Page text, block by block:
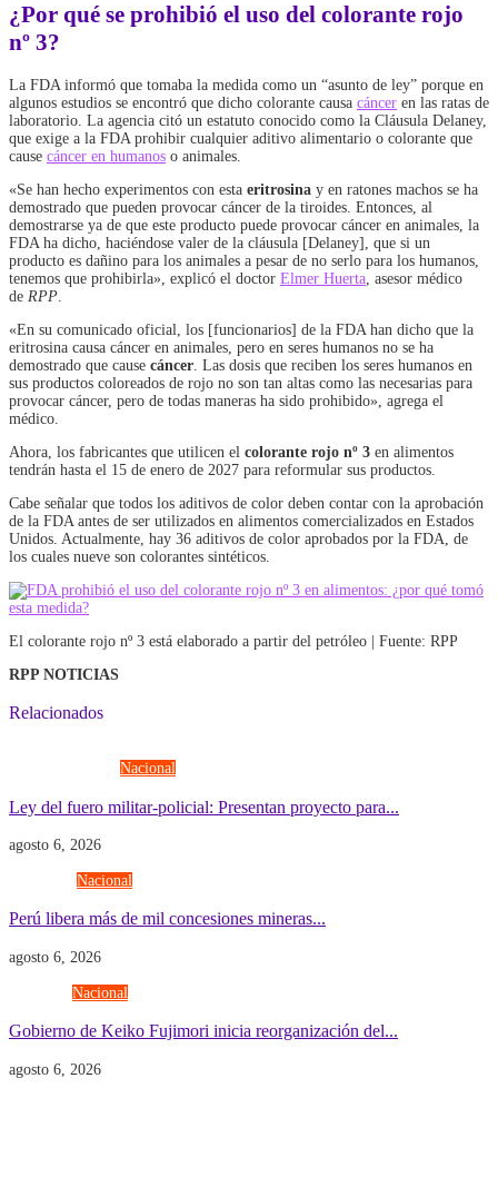
¿Por qué se prohibió el uso del colorante rojo
nº 3?
La FDA informó que tomaba la medida como un “asunto de ley” porque en
algunos estudios se encontró que dicho colorante causa cáncer en las ratas de
laboratorio. La agencia citó un estatuto conocido como la Cláusula Delaney,
que exige a la FDA prohibir cualquier aditivo alimentario o colorante que
cause cáncer en humanos o animales.
«Se han hecho experimentos con esta eritrosina y en ratones machos se ha
demostrado que pueden provocar cáncer de la tiroides. Entonces, al
demostrarse ya de que este producto puede provocar cáncer en animales, la
FDA ha dicho, haciéndose valer de la cláusula [Delaney], que si un
producto es dañino para los animales a pesar de no serlo para los humanos,
tenemos que prohibirla», explicó el doctor Elmer Huerta , asesor médico
de RPP
«En su comunicado oficial, los [funcionarios] de la FDA han dicho que la
eritrosina causa cáncer en animales, pero en seres humanos no se ha
demostrado que cause cáncer . Las dosis que reciben los seres humanos en
sus productos coloreados de rojo no son tan altas como las necesarias para
provocar cáncer, pero de todas maneras ha sido prohibido», agrega el
médico.
Ahora, los fabricantes que utilicen el colorante rojo nº 3 en alimentos
tendrán hasta el 15 de enero de 2027 para reformular sus productos.
Cabe señalar que todos los aditivos de color deben contar con la aprobación
de la FDA antes de ser utilizados en alimentos comercializados en Estados
Unidos. Actualmente, hay 36 aditivos de color aprobados por la FDA, de
los cuales nueve son colorantes sintéticos.
El colorante rojo nº 3 está elaborado a partir del petróleo | Fuente: RPP
RPP NOTICIAS
Relacionados
Nacional
Ley del fuero militar-policial: Presentan proyecto para...
agosto 6, 2026
Nacional
Perú libera más de mil concesiones mineras...
agosto 6, 2026
Nacional
Gobierno de Keiko Fujimori inicia reorganización del...
agosto 6, 2026